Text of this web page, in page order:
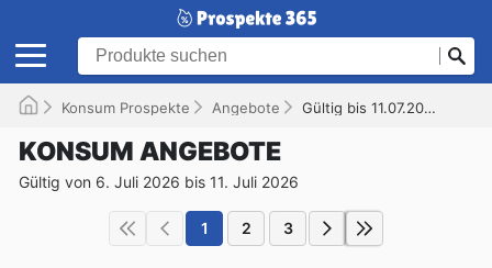
Konsum Prospekte Angebote Gültig bis 11.07.2026
KONSUM ANGEBOTE
Gültig von 6. Juli 2026 bis 11. Juli 2026
1 2 3